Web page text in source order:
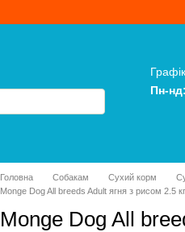
Пн-нд:
Головна Собакам Сухий корм
Monge Dog All breeds Adult ягня з рисом 2.5 кг
Monge Dog All